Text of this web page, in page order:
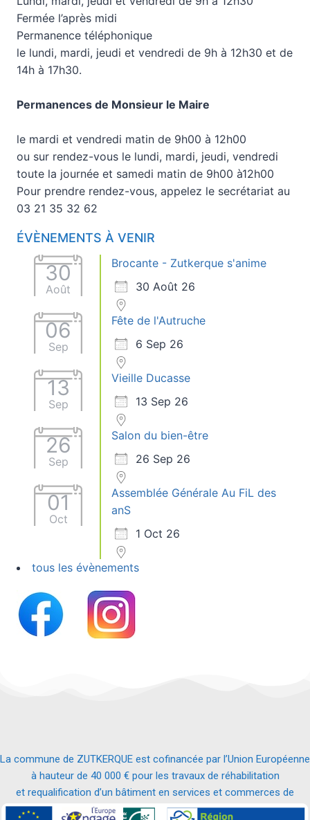
Fermée l’après midi
Permanence téléphonique
le lundi, mardi, jeudi et vendredi de 9h à 12h30 et de
14h à 17h30.
Permanences de Monsieur le Maire
le mardi et vendredi matin de 9h00 à 12h00
ou sur rendez-vous le lundi, mardi, jeudi, vendredi
toute la journée et samedi matin de 9h00 à12h00
Pour prendre rendez-vous, appelez le secrétariat au
03 21 35 32 62
ÉVÈNEMENTS À VENIR
30
Août
Brocante - Zutkerque s'anime
30 Août 26
06
Sep
Fête de l'Autruche
6 Sep 26
13
Sep
Vieille Ducasse
13 Sep 26
26
Sep
Salon du bien-être
26 Sep 26
01
Oct
Assemblée Générale Au FiL des
anS
1 Oct 26
tous les évènements
La commune de ZUTKERQUE est cofinancée par l’Union Européenne
à hauteur de 40 000 € pour les travaux de réhabilitation
et requalification d’un bâtiment en services et commerces de
proximité.